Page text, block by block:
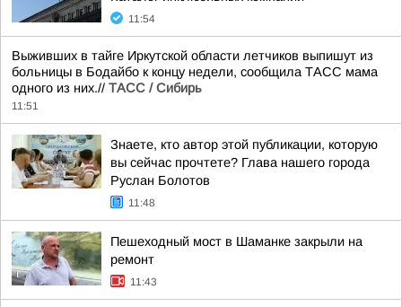
11:54
Выживших в тайге Иркутской области летчиков выпишут из
больницы в Бодайбо к концу недели, сообщила ТАСС мама
одного из них.// ТАСС / Сибирь
11:51
Знаете, кто автор этой публикации, которую
вы сейчас прочтете? Глава нашего города
Руслан Болотов
11:48
Пешеходный мост в Шаманке закрыли на
ремонт
11:43